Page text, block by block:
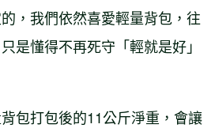
，我們依然喜愛輕量背包，往
是懂得不再死守「輕就是好」
包打包後的11公斤淨重，會讓